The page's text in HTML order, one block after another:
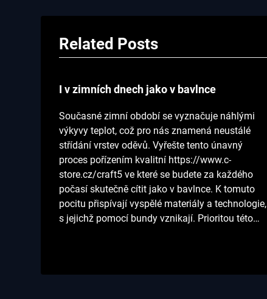
příspěvek
Related Posts
I v zimních dnech jako v bavlnce
Současné zimní období se vyznačuje náhlými
výkyvy teplot, což pro nás znamená neustálé
střídání vrstev oděvů. Vyřešte tento únavný
proces pořízením kvalitní https://www.c-
store.cz/craft5 ve které se budete za každého
počasí skutečně cítit jako v bavlnce. K tomuto
pocitu přispívají vyspělé materiály a technologie,
s jejichž pomocí bundy vznikají. Prioritou této…